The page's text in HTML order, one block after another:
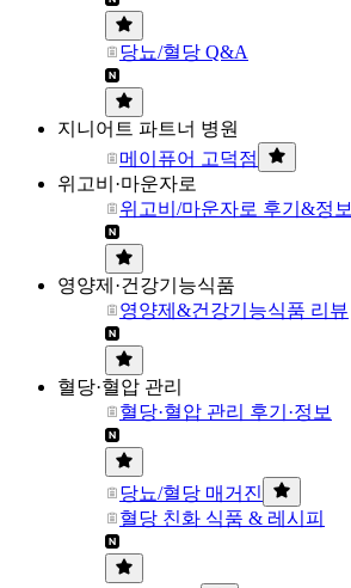
당뇨/혈당 Q&A
지니어트 파트너 병원
메이퓨어 고덕점
위고비·마운자로
위고비/마운자로 후기&정보
영양제·건강기능식품
영양제&건강기능식품 리뷰
혈당·혈압 관리
혈당·혈압 관리 후기·정보
당뇨/혈당 매거진
혈당 친화 식품 & 레시피